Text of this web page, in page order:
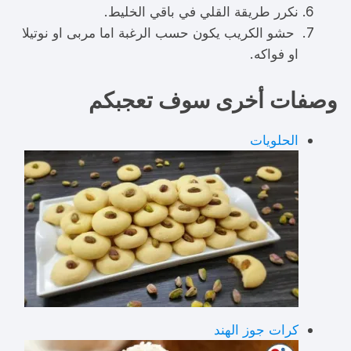
نكرر طريقة القلي في باقي الخليط.
حشو الكريب يكون حسب الرغبة اما مربى او نوتيلا
او فواكه.
وصفات أخرى سوف تعجبكم
الحلويات
كرات جوز الهند